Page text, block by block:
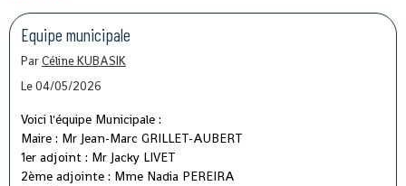
Equipe municipale
ParCéline KUBASIK
Le 04/05/2026
Voici l'équipe Municipale :
Maire : Mr Jean-Marc GRILLET-AUBERT
1er adjoint : Mr Jacky LIVET
2ème adjointe : Mme Nadia PEREIRA